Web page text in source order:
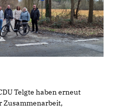
Telgte haben erneut
Zusammenarbeit,